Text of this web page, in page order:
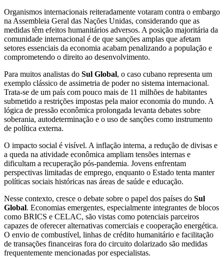
Organismos internacionais reiteradamente votaram contra o embargo
na Assembleia Geral das Nações Unidas, considerando que as
medidas têm efeitos humanitários adversos. A posição majoritária da
comunidade internacional é de que sanções amplas que afetam
setores essenciais da economia acabam penalizando a população e
comprometendo o direito ao desenvolvimento.
Para muitos analistas do Sul Global, o caso cubano representa um
exemplo clássico de assimetria de poder no sistema internacional.
Trata-se de um país com pouco mais de 11 milhões de habitantes
submetido a restrições impostas pela maior economia do mundo. A
lógica de pressão econômica prolongada levanta debates sobre
soberania, autodeterminação e o uso de sanções como instrumento
de política externa.
O impacto social é visível. A inflação interna, a redução de divisas e
a queda na atividade econômica ampliam tensões internas e
dificultam a recuperação pós-pandemia. Jovens enfrentam
perspectivas limitadas de emprego, enquanto o Estado tenta manter
políticas sociais históricas nas áreas de saúde e educação.
Nesse contexto, cresce o debate sobre o papel dos países do Sul
Global. Economias emergentes, especialmente integrantes de blocos
como BRICS e CELAC, são vistas como potenciais parceiros
capazes de oferecer alternativas comerciais e cooperação energética.
O envio de combustível, linhas de crédito humanitário e facilitação
de transações financeiras fora do circuito dolarizado são medidas
frequentemente mencionadas por especialistas.